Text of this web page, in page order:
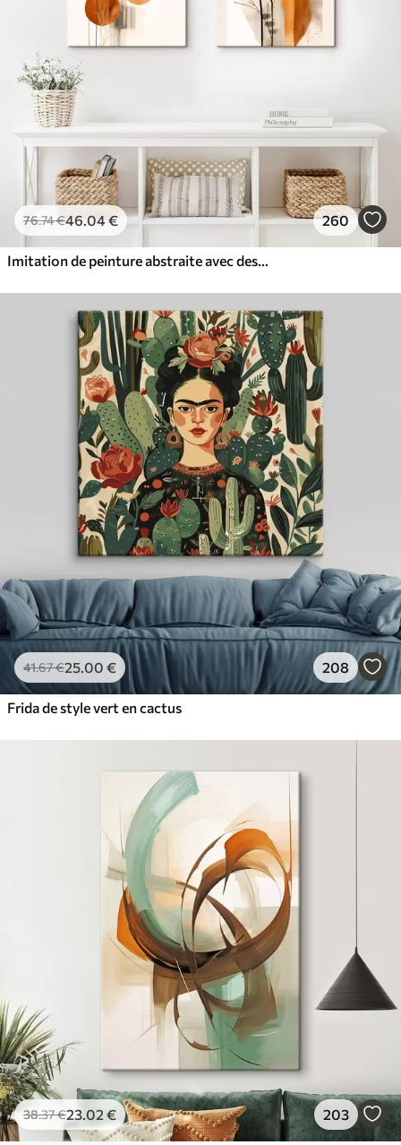
76.74€46.04€ 260
Imitation de peinture abstraite avec des cercles orange et gris, des feuilles et des branches, style moderne, effet aquarelle
41.67€25.00 € 208
Frida de style vert en cactus
38.37€23.02 € 203